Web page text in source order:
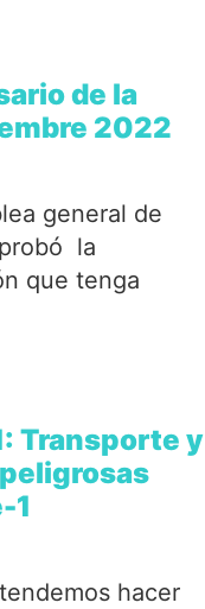
de la
2022
general de
la
que tenga
Transporte y
1
hacer